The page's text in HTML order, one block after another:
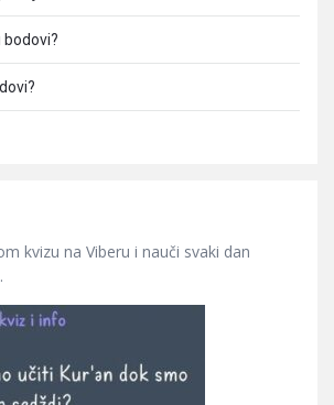
bodovi?
kvizu na Viberu i nauči svaki dan